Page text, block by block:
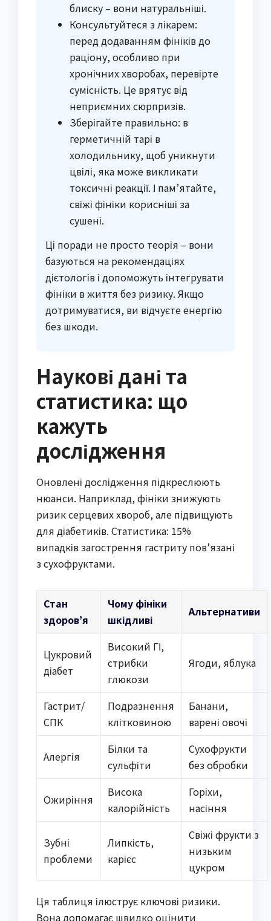
блиску – вони натуральніші.
Консультуйтеся з лікарем:
перед додаванням фініків до
раціону, особливо при
хронічних хворобах, перевірте
сумісність. Це врятує від
неприємних сюрпризів.
Зберігайте правильно: в
герметичній тарі в
холодильнику, щоб уникнути
цвілі, яка може викликати
токсичні реакції. І пам’ятайте,
свіжі фініки корисніші за
сушені.
Ці поради не просто теорія – вони
базуються на рекомендаціях
дієтологів і допоможуть інтегрувати
фініки в життя без ризику. Якщо
дотримуватися, ви відчуєте енергію
без шкоди.
Наукові дані та
статистика: що
кажуть
дослідження
Оновлені дослідження підкреслюють
нюанси. Наприклад, фініки знижують
ризик серцевих хвороб, але підвищують
для діабетиків. Статистика: 15%
випадків загострення гастриту пов’язані
з сухофруктами.
Стан
здоров’я
Чому фініки
шкідливі
Альтернативи
Цукровий
діабет
Високий ГІ,
стрибки
глюкози
Ягоди, яблука
Гастрит/
СПК
Подразнення
клітковиною
Банани,
варені овочі
Алергія
Білки та
сульфіти
Сухофрукти
без обробки
Ожиріння
Висока
калорійність
Горіхи,
насіння
Зубні
проблеми
Липкість,
карієс
Свіжі фрукти з
низьким
цукром
Ця таблиця ілюструє ключові ризики.
Вона допомагає швидко оцінити